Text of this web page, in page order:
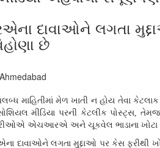
દાવાઓને લગતા
છે
માહિતીમાં મેળ ખાતી ન હોય તેવા
મીડિયા પરની કેટલીક પોસ્ટ્સ, તેમજ
એચઆરએ અને ચૂકવેલ ભાડાના ખોટા
લગતા મુદ્દાઓ પર કેસ ફરીથી